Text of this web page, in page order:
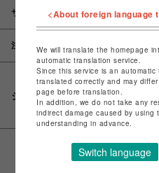
サイズ
注意事項
シェアする
<About foreign language
We will translate the homepage
automatic translation service.
Since this service is an
translated correctly and may
page before translation.
In addition, we do not take any
indirect damage caused by using
understanding in advance.
Switch language